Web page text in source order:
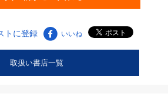
トに登録 いいね
取扱い書店一覧